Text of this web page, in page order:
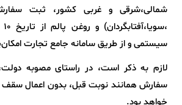
شمالی،شرقی و غربی کشور، ثبت
سیستمی و از طریق سامانه جامع تجارت
لازم به ذکر است، در راستای مصوبه
سفارش همانند نوبت قبل، بدون اعمال سقف
خواهد بود.